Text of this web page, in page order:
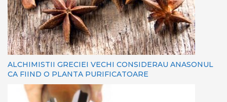
ALCHIMISTII GRECIEI VECHI CONSIDERAU ANASONUL
CA FIIND O PLANTA PURIFICATOARE